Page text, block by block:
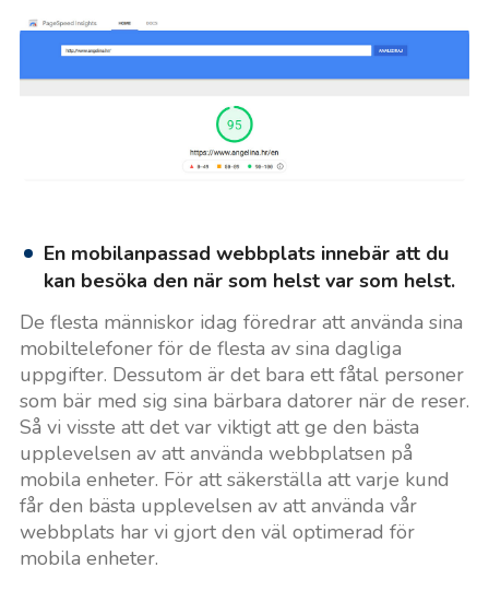
En mobilanpassad webbplats innebär att du
kan besöka den när som helst var som helst.
De flesta människor idag föredrar att använda sina
mobiltelefoner för de flesta av sina dagliga
uppgifter. Dessutom är det bara ett fåtal personer
som bär med sig sina bärbara datorer när de reser.
Så vi visste att det var viktigt att ge den bästa
upplevelsen av att använda webbplatsen på
mobila enheter. För att säkerställa att varje kund
får den bästa upplevelsen av att använda vår
webbplats har vi gjort den väl optimerad för
mobila enheter.